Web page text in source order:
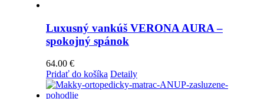
Luxusný vankúš VERONA AURA –
spokojný spánok
64.00 €
Pridať do košíka Detaily